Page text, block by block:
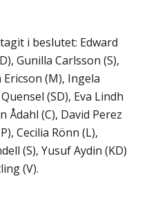
i beslutet: Edward
Gunilla Carlsson (S),
Ericson (M), Ingela
(SD), Eva Lindh
Ådahl (C), David Perez
Cecilia Rönn (L),
(S), Yusuf Aydin (KD)
(V).